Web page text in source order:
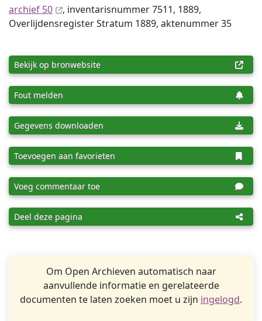
archief 50
, inventaris­num­mer 7511, 1889,
Overlijdensregister Stratum 1889, aktenummer 35
Bekijk op bronwebsite
Fout melden
Gegevens downloaden
Toevoegen aan favorieten
Voeg commentaar toe
Deel deze pagina
Om Open Archieven automatisch naar
aanvullende informatie en gerelateerde
documenten te laten zoeken moet u zijn ingelogd.